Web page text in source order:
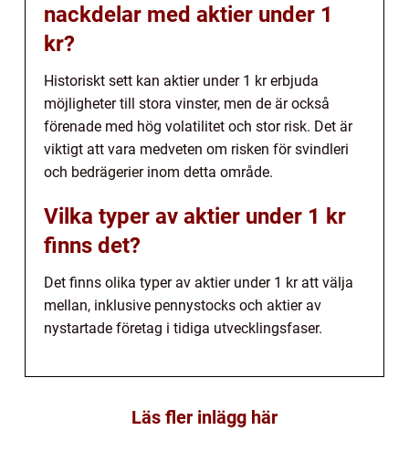
nackdelar med aktier under 1
kr?
Historiskt sett kan aktier under 1 kr erbjuda
möjligheter till stora vinster, men de är också
förenade med hög volatilitet och stor risk. Det är
viktigt att vara medveten om risken för svindleri
och bedrägerier inom detta område.
Vilka typer av aktier under 1 kr
finns det?
Det finns olika typer av aktier under 1 kr att välja
mellan, inklusive pennystocks och aktier av
nystartade företag i tidiga utvecklingsfaser.
Läs fler inlägg här